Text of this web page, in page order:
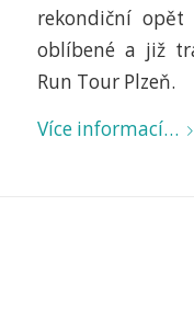
rekondiční
oblíbené a již
Run Tour Plzeň.
Více informací…